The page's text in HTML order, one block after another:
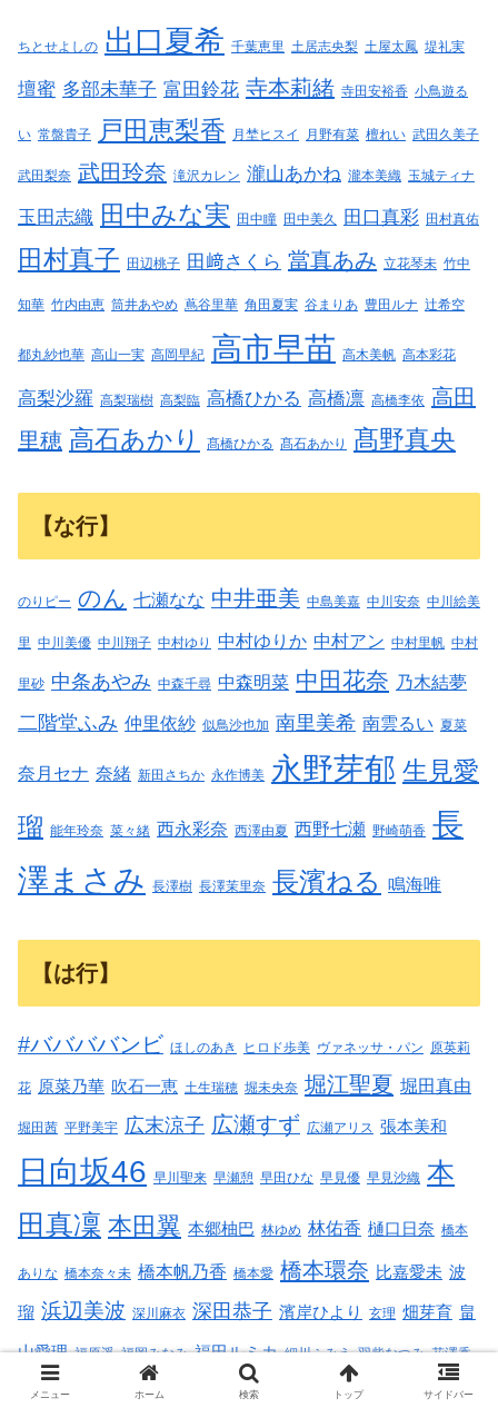
ちとせよしの 出口夏希 千葉恵里 土居志央梨 土屋太鳳 堤礼実
壇蜜 多部未華子 富田鈴花 寺本莉緒 寺田安裕香 小鳥遊る
い 常盤貴子 戸田恵梨香 月埜ヒスイ 月野有菜 檀れい 武田久美子
武田梨奈 武田玲奈 滝沢カレン 瀧山あかね 瀧本美織 玉城ティナ
玉田志織 田中みな実 田中瞳 田中美久 田口真彩 田村真佑
田村真子 田辺桃子 田﨑さくら 當真あみ 立花琴未 竹中
知華 竹内由恵 筒井あやめ 蔦谷里華 角田夏実 谷まりあ 豊田ルナ 辻希空
都丸紗也華 高山一実 高岡早紀 高市早苗 高木美帆 高本彩花
高梨沙羅 高梨瑞樹 高梨臨 高橋ひかる 高橋凛 高橋李依 高田
里穂 高石あかり 髙橋ひかる 髙石あかり 髙野真央
【な行】
のりピー のん 七瀬なな 中井亜美 中島美嘉 中川安奈 中川絵美
里 中川美優 中川翔子 中村ゆり 中村ゆりか 中村アン 中村里帆 中村
里砂 中条あやみ 中森千尋 中森明菜 中田花奈 乃木結夢
二階堂ふみ 仲里依紗 似鳥沙也加 南里美希 南雲るい 夏菜
奈月セナ 奈緒 新田さちか 永作博美 永野芽郁 生見愛
瑠 能年玲奈 菜々緒 西永彩奈 西澤由夏 西野七瀬 野崎萌香 長
澤まさみ 長澤樹 長澤茉里奈 長濱ねる 鳴海唯
【は行】
#ババババンビ ほしのあき ヒロド歩美 ヴァネッサ・パン 原英莉
花 原菜乃華 吹石一恵 土生瑞穂 堀未央奈 堀江聖夏 堀田真由
堀田茜 平野美宇 広末涼子 広瀬すず 広瀬アリス 張本美和
日向坂46 早川聖来 早瀬憩 早田ひな 早見優 早見沙織 本
田真凜 本田翼 本郷柚巴 林ゆめ 林佑香 樋口日奈 橋本
ありな 橋本奈々未 橋本帆乃香 橋本愛 橋本環奈 比嘉愛未 波
瑠 浜辺美波 深川麻衣 深田恭子 濱岸ひより 玄理 畑芽育 畠
山愛理 福原遥 福岡みなみ 福田ルミカ 細川ふみえ 羽柴なつみ 花澤香
華村あすか 萩原みのり 葉月つばさ 藤あや子 藤井すみれ
メニュー ホーム 検索 トップ サイドバー